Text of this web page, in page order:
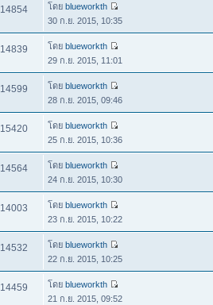
14854 โดยblueworkth
30 ก.ย. 2015, 10:35
14839 โดยblueworkth
29 ก.ย. 2015, 11:01
14599 โดยblueworkth
28 ก.ย. 2015, 09:46
15420 โดยblueworkth
25 ก.ย. 2015, 10:36
14564 โดยblueworkth
24 ก.ย. 2015, 10:30
14003 โดยblueworkth
23 ก.ย. 2015, 10:22
14532 โดยblueworkth
22 ก.ย. 2015, 10:25
14459 โดยblueworkth
21 ก.ย. 2015, 09:52